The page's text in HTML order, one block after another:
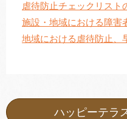
虐待防止チェックリスト
施設・地域における障害
地域における虐待防止、
ハッピーテラ